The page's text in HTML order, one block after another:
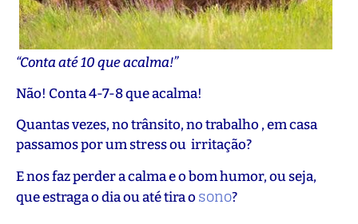
“Conta até 10 que acalma!”
Não! Conta 4-7-8 que acalma!
Quantas vezes, no trânsito, no trabalho , em casa
passamos por um stress ou irritação?
E nos faz perder a calma e o bom humor, ou seja,
que estraga o dia ou até tira o sono?